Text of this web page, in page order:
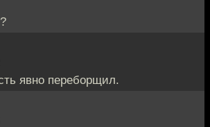
явно переборщил.